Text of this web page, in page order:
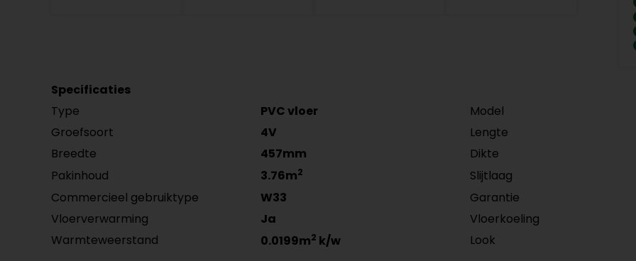
Specificaties
Type
PVC vloer Model
Groefsoort
4V Lengte
Breedte
457mm Dikte
Pakinhoud
3.76m2 Slijtlaag
Commercieel gebruiktype
W33 Garantie
Vloerverwarming
Ja Vloerkoeling
Warmteweerstand
0.0199m2 k/w Look